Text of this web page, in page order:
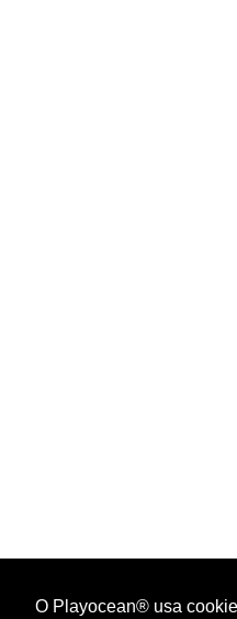
O Playocean® usa